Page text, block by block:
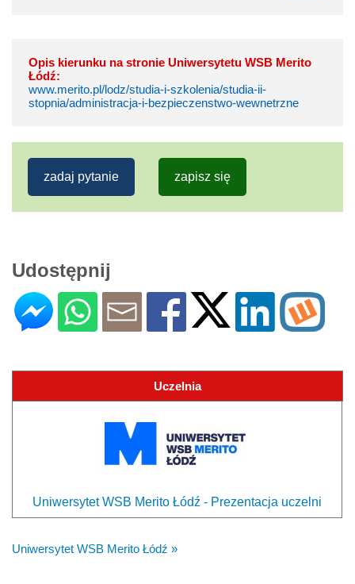
Opis kierunku na stronie Uniwersytetu WSB Merito
Łódź:
www.merito.pl/lodz/studia-i-szkolenia/studia-ii-
stopnia/administracja-i-bezpieczenstwo-wewnetrzne
zadaj pytanie zapisz się
Udostępnij
Uczelnia
Uniwersytet WSB Merito Łódź - Prezentacja uczelni
Uniwersytet WSB Merito Łódź »